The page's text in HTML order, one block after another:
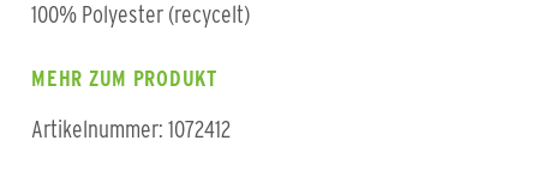
100% Polyester (recycelt)
MEHR ZUM PRODUKT
Artikelnummer: 1072412